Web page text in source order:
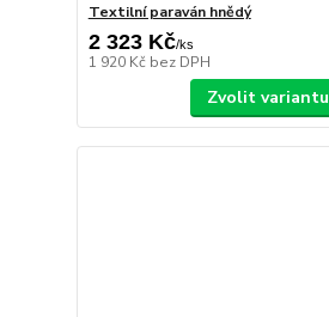
Textilní paraván hnědý
2 323 Kč/ks
1 920 Kč bez DPH
Zvolit variantu